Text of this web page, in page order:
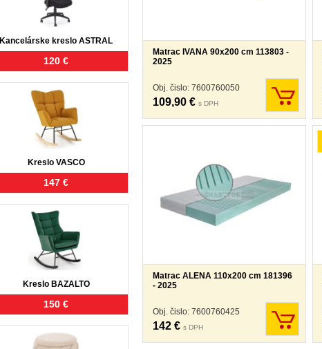
Matrac IVANA 90x200 cm 113803 -
2025
Obj. čislo: 7600760050
109,90 € s DPH
Matrac ALENA 110x200 cm 181396
- 2025
Obj. čislo: 7600760425
142 € s DPH
Kancelárske kreslo ASTRAL
120 €
Kreslo VASCO
147 €
Kreslo BAZALTO
150 €